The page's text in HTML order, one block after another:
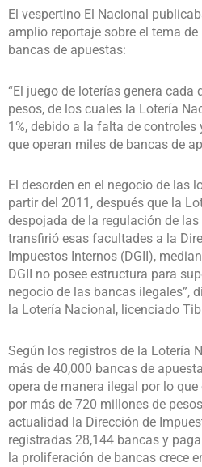
El vespertino El Nacional
amplio reportaje sobre el tema
bancas de apuestas:
“El juego de loterías genera
pesos, de los cuales la Lotería
1%, debido a la falta de
que operan miles de bancas de
El desorden en el negocio de las
partir del 2011, después que la
despojada de la regulación de
transfirió esas facultades a la
Impuestos Internos (DGII),
DGII no posee estructura para
negocio de las bancas ilegales”,
la Lotería Nacional, licenciado
Según los registros de la Lotería
más de 40,000 bancas de
opera de manera ilegal por lo
por más de 720 millones de
actualidad la Dirección de
registradas 28,144 bancas y
la proliferación de bancas crece